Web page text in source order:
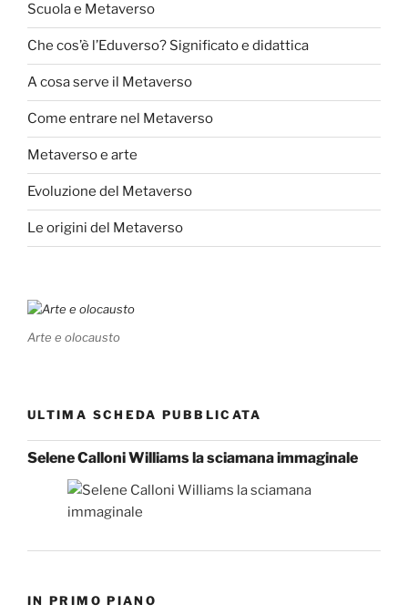
Scuola e Metaverso
Che cos’è l’Eduverso? Significato e didattica
A cosa serve il Metaverso
Come entrare nel Metaverso
Metaverso e arte
Evoluzione del Metaverso
Le origini del Metaverso
Arte e olocausto
ULTIMA SCHEDA PUBBLICATA
Selene Calloni Williams la sciamana immaginale
IN PRIMO PIANO